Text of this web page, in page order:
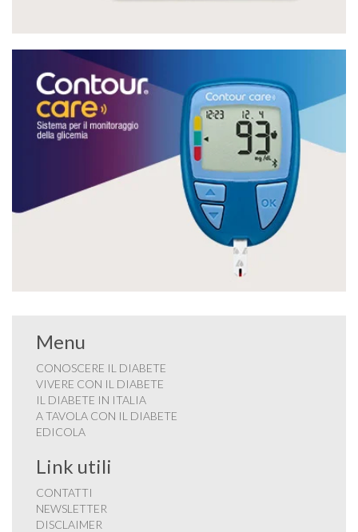
Menu
CONOSCERE IL DIABETE
VIVERE CON IL DIABETE
IL DIABETE IN ITALIA
A TAVOLA CON IL DIABETE
EDICOLA
Link utili
CONTATTI
NEWSLETTER
DISCLAIMER